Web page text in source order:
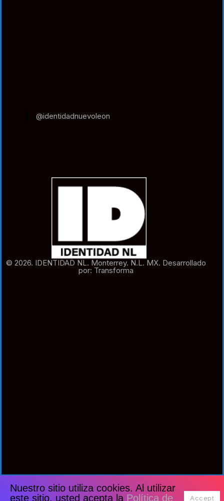
@identidadnuevoleon
© 2026. IDENTIDAD NL. Monterrey. N.L. MX. Desarrollado
por: Transforma
Nuestro sitio utiliza cookies. Al utilizar
este sitio, usted acepta la Política de Accept